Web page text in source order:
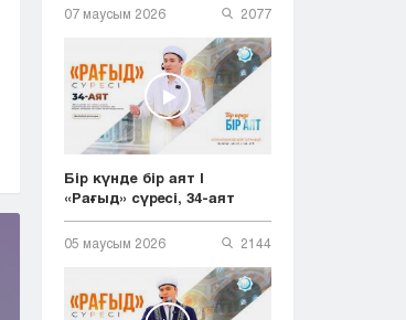
07 маусым 2026 2077
Бір күнде бір аят |
«Рағыд» сүресі, 34-аят
05 маусым 2026 2144